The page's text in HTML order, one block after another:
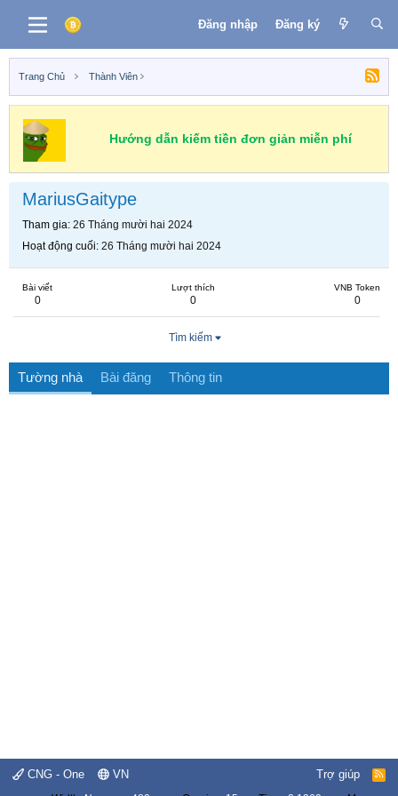
Đăng nhập Đăng ký
Trang Chủ Thành Viên
Hướng dẫn kiếm tiền đơn giản miễn phí
MariusGaitype
Tham gia 26 Tháng mười hai 2024
Hoạt động cuối 26 Tháng mười hai 2024
Bài viết
0
Lượt thích
0
VNB Token
0
Tìm kiếm
Tường nhà Bài đăng Thông tin
CNG - One VN Trợ giúp
R